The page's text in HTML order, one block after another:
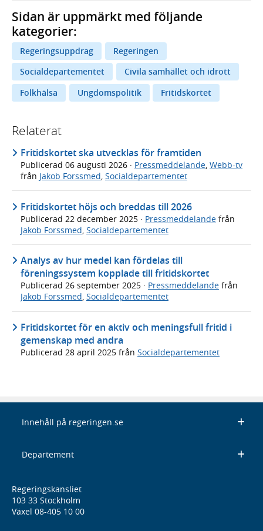
Sidan är uppmärkt med följande
kategorier:
Regeringsuppdrag
Regeringen
Socialdepartementet
Civila samhället och idrott
Folkhälsa
Ungdomspolitik Fritidskortet
Relaterat
Fritidskortet ska utvecklas för framtiden
Publicerad 06 augusti 2026 · Pressmeddelande, Webb-tv
från Jakob Forssmed, Socialdepartementet
Fritidskortet höjs och breddas till 2026
Publicerad 22 december 2025 · Pressmeddelande från
Jakob Forssmed Socialdepartementet
Analys av hur medel kan fördelas till
föreningssystem kopplade till fritidskortet
Publicerad 26 september 2025 · Pressmeddelande från
Jakob Forssmed, Socialdepartementet
Fritidskortet för en aktiv och meningsfull fritid i
gemenskap med andra
Publicerad 28 april 2025 från Socialdepartementet
Innehåll på regeringen.se
Departement
Regeringskansliet
103 33 Stockholm
Växel 08-405 10 00